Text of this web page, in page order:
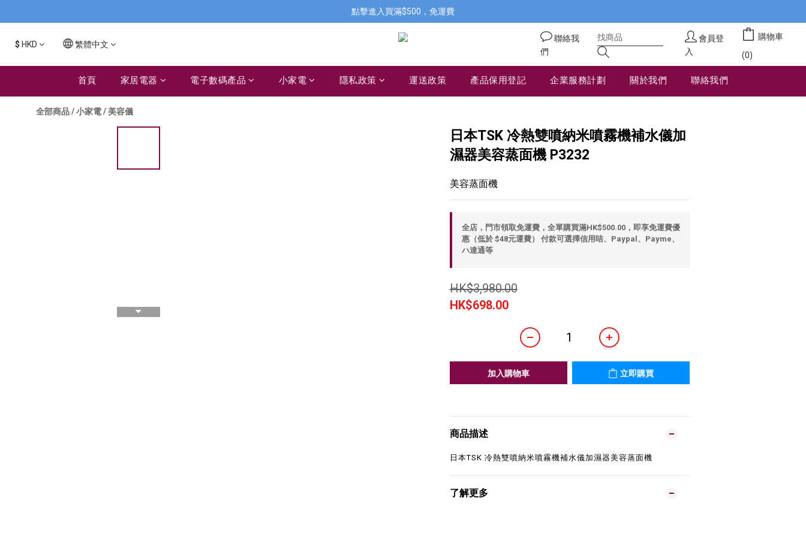
點擊進入買滿$500，免運費
$ HKD 繁體中文
聯絡我
們
會員登
入
購物車
(0)
首頁 家居電器 電子數碼產品 小家電 隱私政策 運送政策 產品保用登記 企業服務計劃 關於我們 聯絡我們
全部商品/小家電/美容儀
日本TSK 冷熱雙噴納米噴霧機補水儀加
濕器美容蒸面機 P3232
美容蒸面機
全店，門市領取免運費，全單購買滿HK$500.00，即享免運費優
惠（低於 $48元運費） 付款可選擇信用咭、Paypal、Payme、
ハ達通等
HK$3,980.00
HK$698.00
加入購物車 立即購買
商品描述
日本TSK 冷熱雙噴納米噴霧機補水儀加濕器美容蒸面機
了解更多